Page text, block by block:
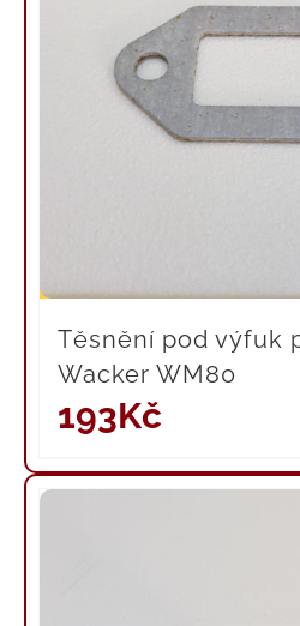
Těsnění pod výfuk
Wacker WM80
193Kč